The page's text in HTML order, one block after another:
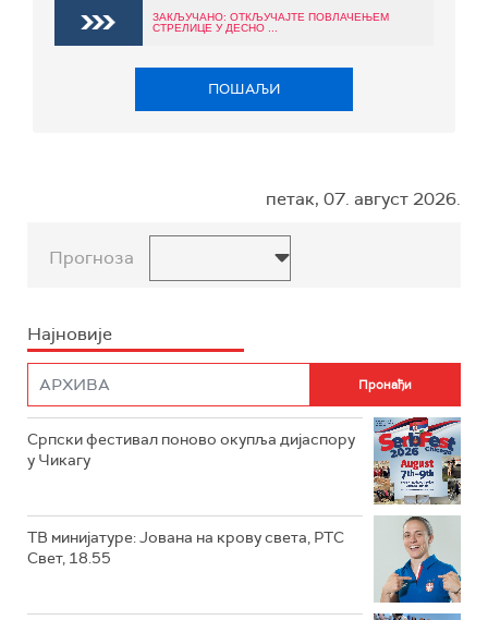
ЗАКЉУЧАНО: ОТКЉУЧАЈТЕ ПОВЛАЧЕЊЕМ
СТРЕЛИЦЕ У ДЕСНО ...
ПОШАЉИ
петак, 07. август 2026.
Прогноза
Најновије
Српски фестивал поново окупља дијаспору
у Чикагу
ТВ минијатуре: Јована на крову света, РТС
Свет, 18.55